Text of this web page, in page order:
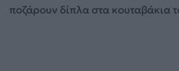
ποζάρουν δίπλα στα κουταβάκια